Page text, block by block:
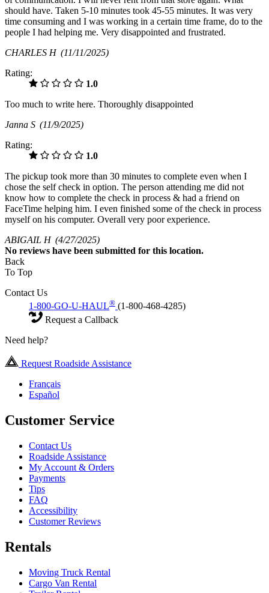
should have. Taken 5-10 minutes took 45-55 minutes. It was very
time consuming and I was working in a certain time frame, do to the
people I had helping me. Very disappointed and frustrated.
CHARLES H (11/11/2025)
Rating:
1.0
Too much to write here. Thoroughly disappointed
Janna S (11/9/2025)
Rating:
1.0
The pickup took more than 30 minutes to complete even when I
chose the self check in option. The person attending me did not
know how to complete the check in process & had a friend on
FaceTime helping him. I even finished some of the check in process
myself on his computer. Overall very poor experience.
ABIGAIL H (4/27/2025)
No reviews have been submitted for this location.
Back
To Top
Contact Us
1-800-GO-U-HAUL® (1-800-468-4285)
Request a Callback
Need help?
Request Roadside Assistance
Français
Español
Customer Service
Contact Us
Roadside Assistance
My Account & Orders
Payments
Tips
FAQ
Accessibility
Customer Reviews
Rentals
Moving Truck Rental
Cargo Van Rental